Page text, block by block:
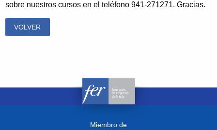
sobre nuestros cursos en el teléfono 941-271271. Gracias.
VOLVER
Miembro de